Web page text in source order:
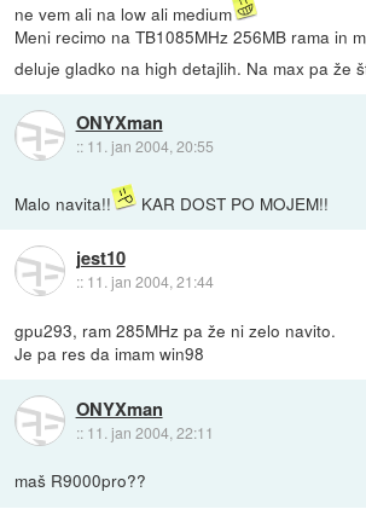
ne vem ali na low ali medium
Meni recimo na TB1085MHz 256MB rama in
deluje gladko na high detajlih. Na max pa že
ONYXman
:: 11. jan 2004, 20:55
Malo navita!! KAR DOST PO MOJEM!!
jest10
:: 11. jan 2004, 21:44
gpu293, ram 285MHz pa že ni zelo navito.
Je pa res da imam win98
ONYXman
:: 11. jan 2004, 22:11
maš R9000pro??